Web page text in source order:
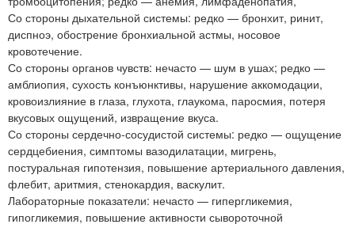
Со стороны дыхательной системы: редко — бронхит, ринит,
диспноэ, обострение бронхиальной астмы, носовое
кровотечение.
Со стороны органов чувств: нечасто — шум в ушах; редко —
амблиопия, сухость конъюнктивы, нарушение аккомодации,
кровоизлияние в глаза, глухота, глаукома, паросмия, потеря
вкусовых ощущений, извращение вкуса.
Со стороны сердечно-сосудистой системы: редко — ощущение
сердцебиения, симптомы вазодилатации, мигрень,
постуральная гипотензия, повышение артериального давления,
флебит, аритмия, стенокардия, васкулит.
Лабораторные показатели: нечасто — гипергликемия,
гипогликемия, повышение активности сывороточной